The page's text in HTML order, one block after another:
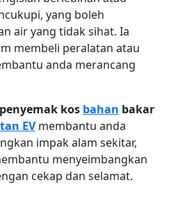
yang boleh
air yang tidak sihat. Ia
membeli peralatan atau
anda merancang
penyemak kos bahan bakar
EVmembantu anda
impak alam sekitar,
menyeimbangkan
cekap dan selamat.